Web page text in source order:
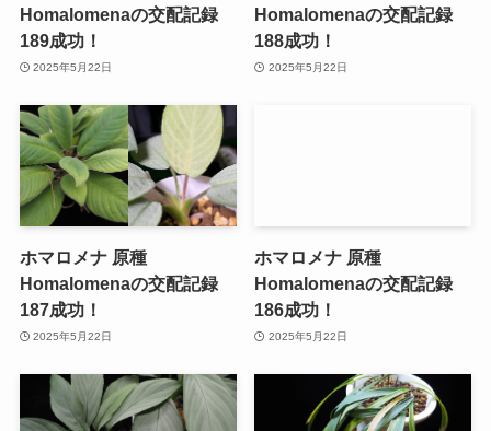
Homalomenaの交配記録
189成功！
2025年5月22日
Homalomenaの交配記録
188成功！
2025年5月22日
ホマロメナ 原種
Homalomenaの交配記録
187成功！
2025年5月22日
ホマロメナ 原種
Homalomenaの交配記録
186成功！
2025年5月22日